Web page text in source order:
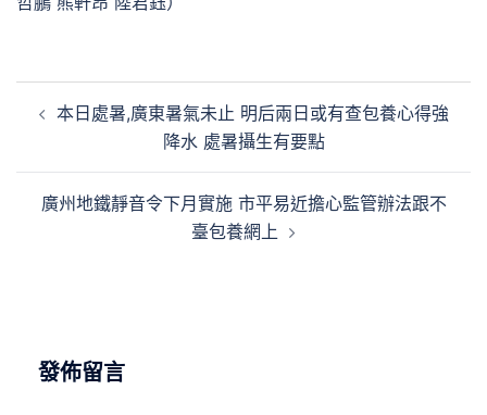
章
本日處暑,廣東暑氣未止 明后兩日或有查包養心得強
降水 處暑攝生有要點
廣州地鐵靜音令下月實施 市平易近擔心監管辦法跟不
臺包養網上
發佈留言